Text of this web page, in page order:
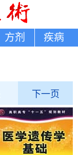
方剂 疾病
下一页